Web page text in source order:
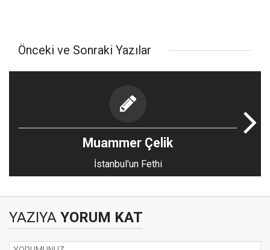
Önceki ve Sonraki Yazılar
Muammer Çelik
İstanbul'un Fethi
YAZIYA YORUM KAT